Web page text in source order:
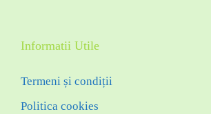
Informatii Utile
Termeni și condiții
Politica cookies